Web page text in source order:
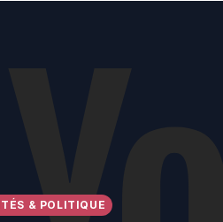
are trying to make
& POLITIQUE